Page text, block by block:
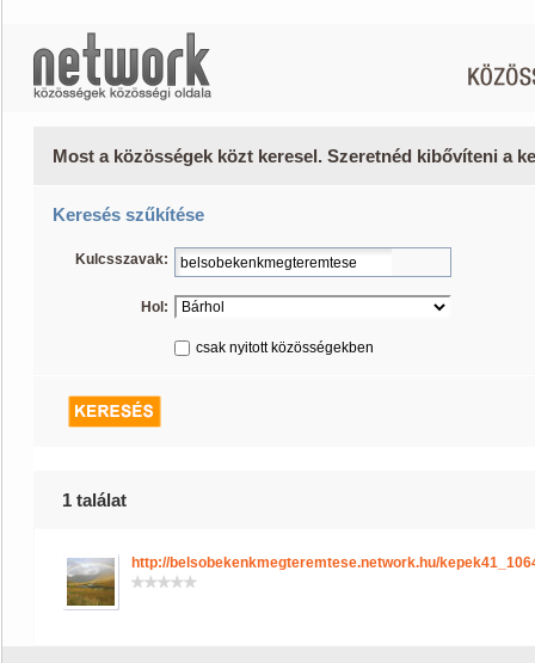
Most a közösségek közt keresel. Szeretnéd kibővíteni a
Keresés szűkítése
Kulcsszavak:
Hol:
csak nyitott közösségekben
1 találat
http://belsobekenkmegteremtese.network.hu/